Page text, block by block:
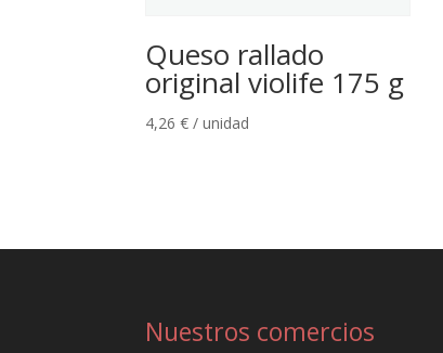
Queso rallado
original violife 175 g
4,26€ / unidad
Nuestros comercios